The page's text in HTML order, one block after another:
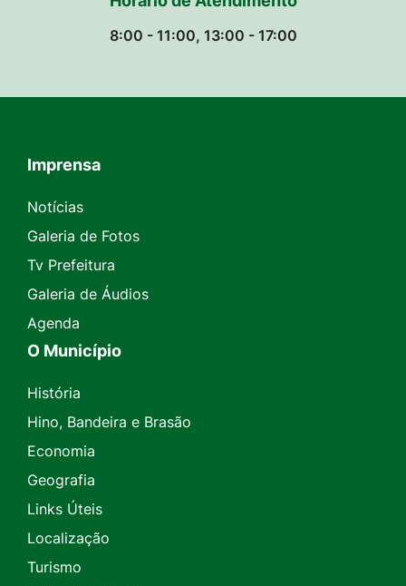
8:00 - 11:00, 13:00 - 17:00
Seção do Rodapé e Contato
Imprensa
Notícias
Galeria de Fotos
Tv Prefeitura
Galeria de Áudios
Agenda
O Município
História
Hino, Bandeira e Brasão
Economia
Geografia
Links Úteis
Localização
Turismo